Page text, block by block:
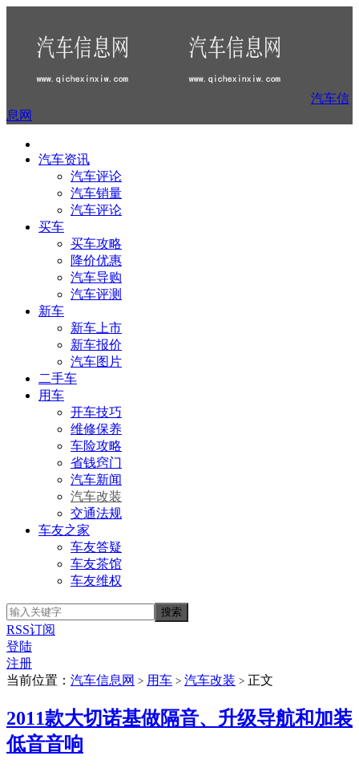
汽车信
息网
汽车资讯
汽车评论
汽车销量
汽车评论
买车
买车攻略
降价优惠
汽车导购
汽车评测
新车
新车上市
新车报价
汽车图片
二手车
用车
开车技巧
维修保养
车险攻略
省钱窍门
汽车新闻
汽车改装
交通法规
车友之家
车友答疑
车友茶馆
车友维权
RSS订阅
登陆
注册
当前位置： 汽车信息网 > 用车 > 汽车改装 > 正文
2011款大切诺基做隔音、升级导航和加装
低音音响